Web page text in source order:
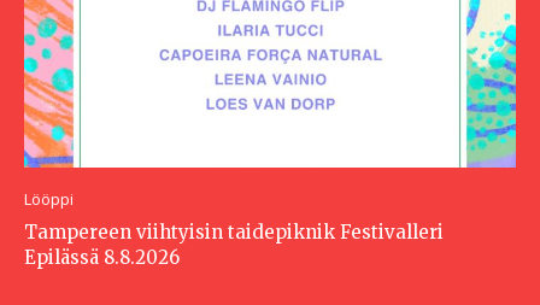
Lööppi
Tampereen viihtyisin taidepiknik Festivalleri
Epilässä 8.8.2026